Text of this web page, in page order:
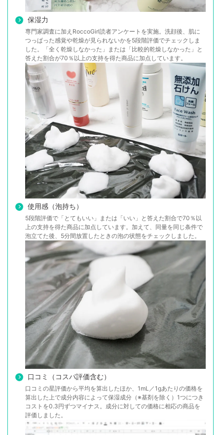
保湿力
専門家調査に加えRoccoGirl読者アンケートを実施。洗顔後、肌に
つっぱった感覚や乾燥が見られないかを5段階評価でチェックしま
した。「全く乾燥しなかった」または「比較的乾燥しなかった」と
答えた割合が70％以上の支持を得た商品に加点しています。
使用感（泡持ち）
5段階評価で「とてもいい」または「いい」と答えた割合で70％以
上の支持を得た商品に加点しています。加えて、同量を同じ条件で
泡立てた後、5分間放置したときの泡の状態をチェックしました。
口コミ（コスパ評価含む）
口コミの星評価から平均を算出したほか、1mL／1gあたりの価格を
算出した上で成分内容によって保湿成分（※基剤を除く）1つにつき
コストを0.3円ずつマイナス。成分に対しての価格に相応の商品を
評価しました。